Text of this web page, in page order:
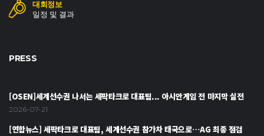
대회정보
일정 및 결과
PRESS
[OSEN]세계선수권 나서는 세팍타크로 대표팀... 아시안게임 전 마지막 실전
2026-07-21
[연합뉴스] 세팍타크로 대표팀, 세계선수권 참가차 태국으로…AG 최종 점검